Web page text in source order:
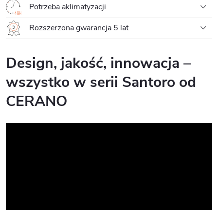
Potrzeba aklimatyzacji
Rozszerzona gwarancja 5 lat
Design, jakość, innowacja –
wszystko w serii Santoro od
CERANO